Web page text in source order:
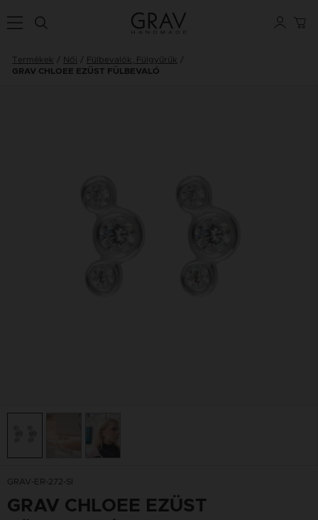
Termékek Női Fülbevalók, Fülgyűrűk
GRAV CHLOEE EZÜST FÜLBEVALÓ
GRAV-ER-272-SI
GRAV CHLOEE EZÜST